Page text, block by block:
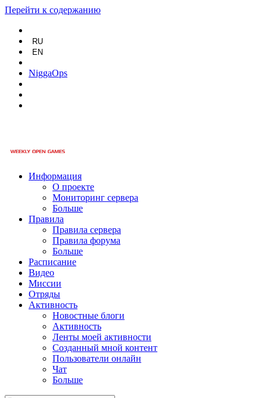
Перейти к содержанию
RU
EN
NiggaOps
Информация
О проекте
Мониторинг сервера
Больше
Правила
Правила сервера
Правила форума
Больше
Расписание
Видео
Миссии
Отряды
Активность
Новостные блоги
Активность
Ленты моей активности
Созданный мной контент
Пользователи онлайн
Чат
Больше